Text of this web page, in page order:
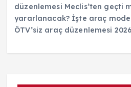
düzenlemesi Meclis’ten geçti
yararlanacak? İşte araç
ÖTV’siz araç düzenlemesi